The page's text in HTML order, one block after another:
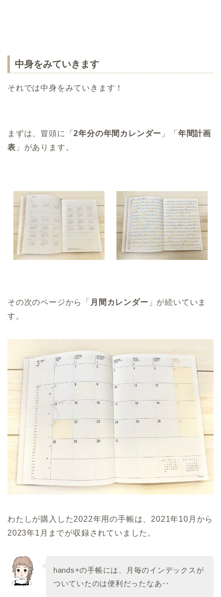
中身をみていきます
それでは中身をみていきます！
まずは、冒頭に「2年分の年間カレンダー 」「 年間計画
表 」があります。
その次のページから「 月間カレンダー 」が続いていま
す。
わたしが購入した2022年用の手帳は、2021年10月から
2023年1月までが収録されていました。
hands+の手帳には、月毎のインデックスが
ついていたのは便利だったなあ‥